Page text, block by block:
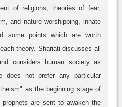
of religions, theories of fear,
and nature worshipping, innate
some points which are worth
theory. Shariati discusses all
considers human society as
does not prefer any particular
as the beginning stage of
prophets are sent to awaken the